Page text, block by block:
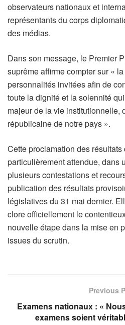
observateurs nationaux et
représentants du corps
des médias.
Dans son message, le Premier
suprême affirme compter sur «
personnalités invitées afin de
toute la dignité et la solennité
majeur de la vie institutionnelle,
républicaine de notre pays ».
Cette proclamation des résultats
particulièrement attendue, dans
plusieurs contestations et
publication des résultats
législatives du 31 mai dernier.
clore officiellement le
nouvelle étape dans la mise en
issues du scrutin.
Previous
Examens nationaux : «
examens soient